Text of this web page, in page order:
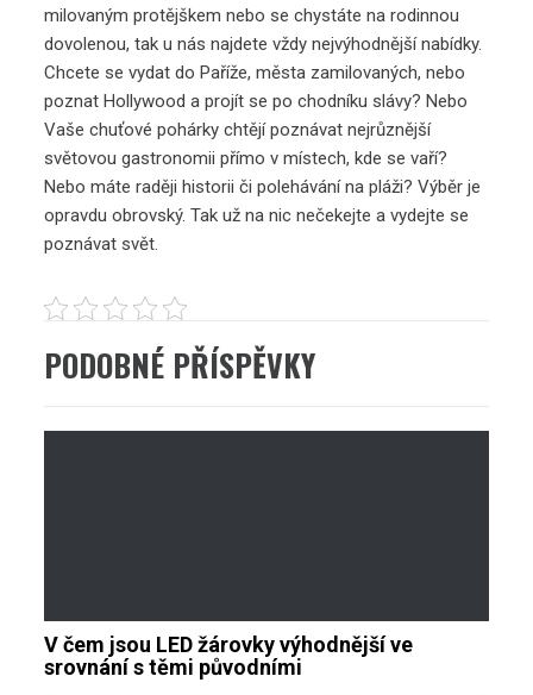
milovaným protějškem nebo se chystáte na rodinnou
dovolenou, tak u nás najdete vždy nejvýhodnější nabídky.
Chcete se vydat do Paříže, města zamilovaných, nebo
poznat Hollywood a projít se po chodníku slávy? Nebo
Vaše chuťové pohárky chtějí poznávat nejrůznější
světovou gastronomii přímo v místech, kde se vaří?
Nebo máte raději historii či polehávání na pláži? Výběr je
opravdu obrovský. Tak už na nic nečekejte a vydejte se
poznávat svět.
PODOBNÉ PŘÍSPĚVKY
V čem jsou LED žárovky výhodnější ve
srovnání s těmi původními